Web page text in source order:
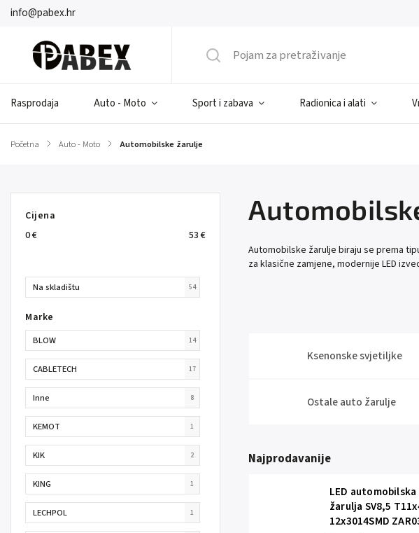
info@pabex.hr
Rasprodaja Auto - Moto Sport i zabava Radionica i alati
Početna / Auto - Moto / Automobilske žarulje
Cijena
0€ 53€
Na skladištu 54
Marke
BLOW 14
CABLETECH 17
Inne 8
KEMOT 1
KIK 2
KING 1
LECHPOL 1
Automobilske žarulje biraju se prema
za klasične zamjene, modernije LED
Ksenonske svjetiljke
Ostale auto žarulje
Najprodavanije
LED automobilska
žarulja SV8,5
12x3014SMD